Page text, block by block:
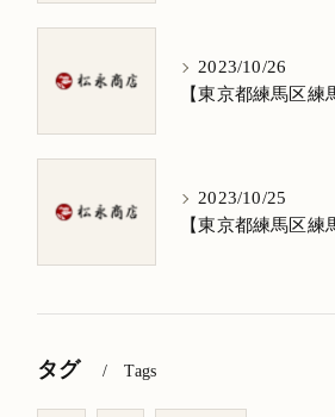
2023/10/26
2023/10/25
タグ Tags